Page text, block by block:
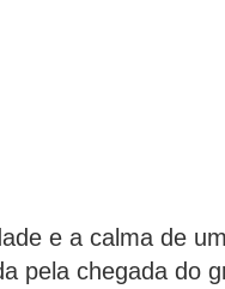
e a calma de
pela chegada do